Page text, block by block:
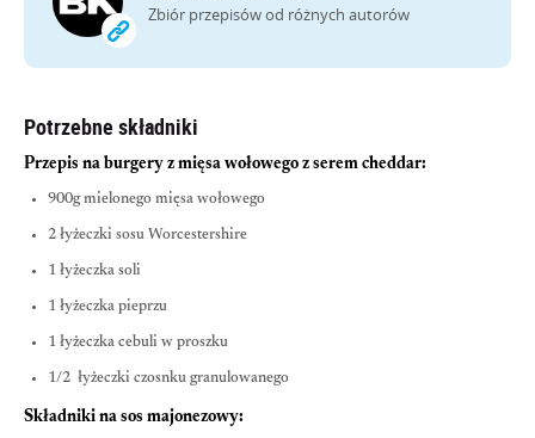
Zbiór przepisów od różnych autorów
Potrzebne składniki
Przepis na burgery z mięsa wołowego z serem cheddar:
900g mielonego mięsa wołowego
2 łyżeczki sosu Worcestershire
1 łyżeczka soli
1 łyżeczka pieprzu
1 łyżeczka cebuli w proszku
1/2 łyżeczki czosnku granulowanego
Składniki na sos majonezowy: